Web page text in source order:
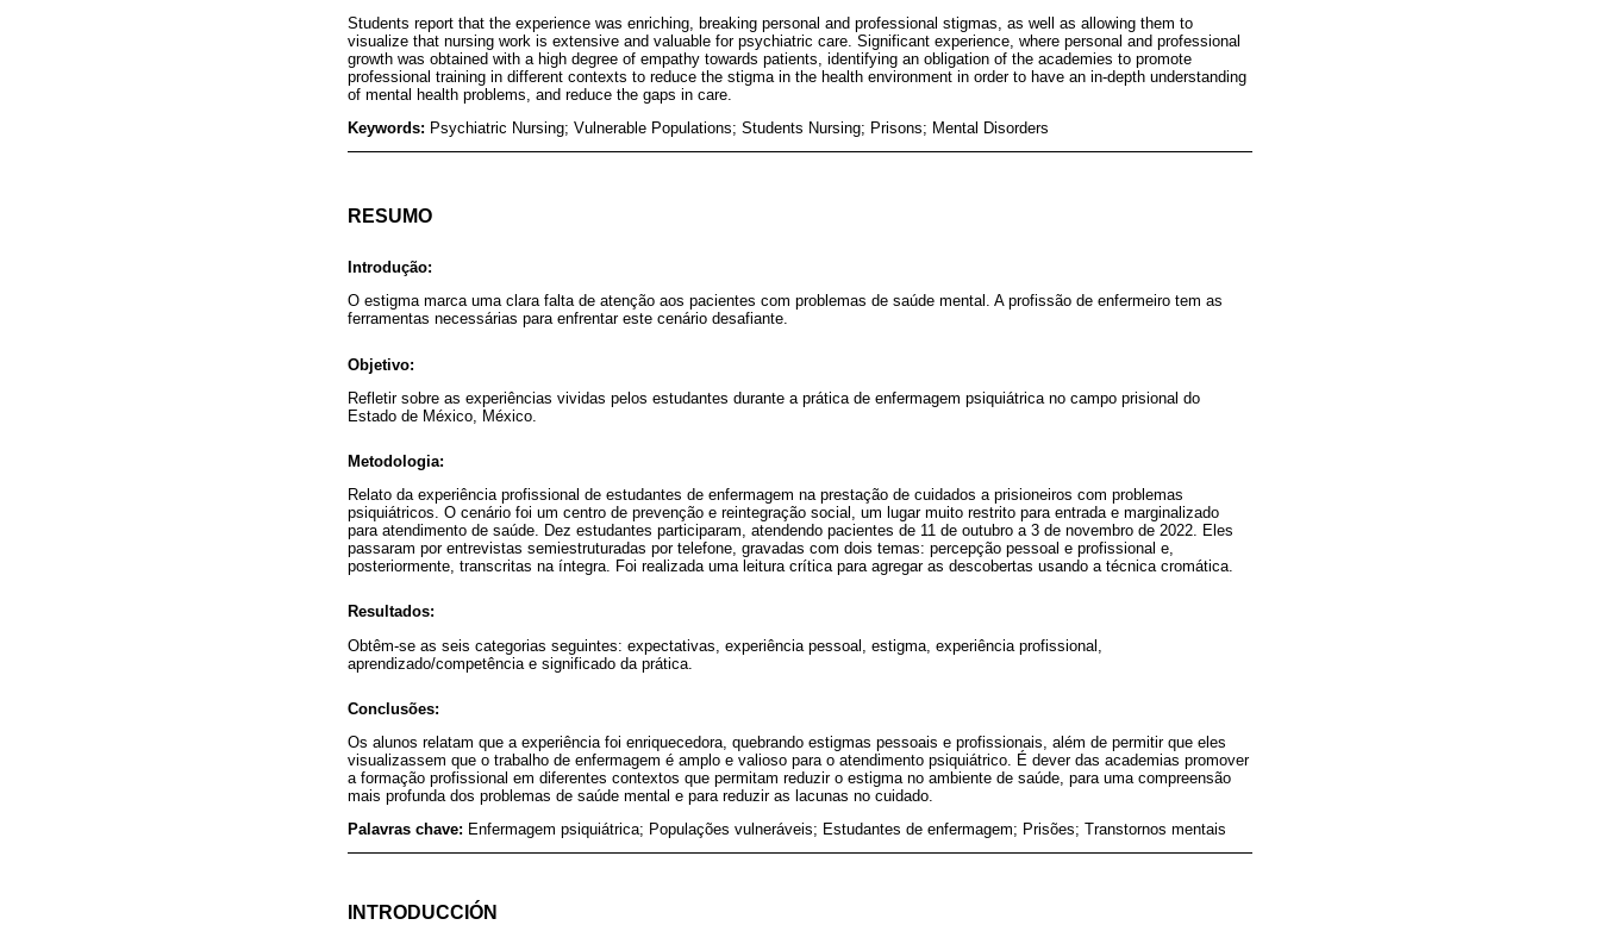
Students report that the experience was enriching, breaking personal and professional stigmas, as well as allowing them to
visualize that nursing work is extensive and valuable for psychiatric care. Significant experience, where personal and professional
growth was obtained with a high degree of empathy towards patients, identifying an obligation of the academies to promote
professional training in different contexts to reduce the stigma in the health environment in order to have an in-depth understanding
of mental health problems, and reduce the gaps in care.
Keywords: Psychiatric Nursing; Vulnerable Populations; Students Nursing; Prisons; Mental Disorders
RESUMO
Introdução:
O estigma marca uma clara falta de atenção aos pacientes com problemas de saúde mental. A profissão de enfermeiro tem as
ferramentas necessárias para enfrentar este cenário desafiante.
Objetivo:
Refletir sobre as experiências vividas pelos estudantes durante a prática de enfermagem psiquiátrica no campo prisional do
Estado de México, México.
Metodologia:
Relato da experiência profissional de estudantes de enfermagem na prestação de cuidados a prisioneiros com problemas
psiquiátricos. O cenário foi um centro de prevenção e reintegração social, um lugar muito restrito para entrada e marginalizado
para atendimento de saúde. Dez estudantes participaram, atendendo pacientes de 11 de outubro a 3 de novembro de 2022. Eles
passaram por entrevistas semiestruturadas por telefone, gravadas com dois temas: percepção pessoal e profissional e,
posteriormente, transcritas na íntegra. Foi realizada uma leitura crítica para agregar as descobertas usando a técnica cromática.
Resultados:
Obtêm-se as seis categorias seguintes: expectativas, experiência pessoal, estigma, experiência profissional,
aprendizado/competência e significado da prática.
Conclusões:
Os alunos relatam que a experiência foi enriquecedora, quebrando estigmas pessoais e profissionais, além de permitir que eles
visualizassem que o trabalho de enfermagem é amplo e valioso para o atendimento psiquiátrico. É dever das academias promover
a formação profissional em diferentes contextos que permitam reduzir o estigma no ambiente de saúde, para uma compreensão
mais profunda dos problemas de saúde mental e para reduzir as lacunas no cuidado.
Palavras chave: Enfermagem psiquiátrica; Populações vulneráveis; Estudantes de enfermagem; Prisões; Transtornos mentais
INTRODUCCIÓN